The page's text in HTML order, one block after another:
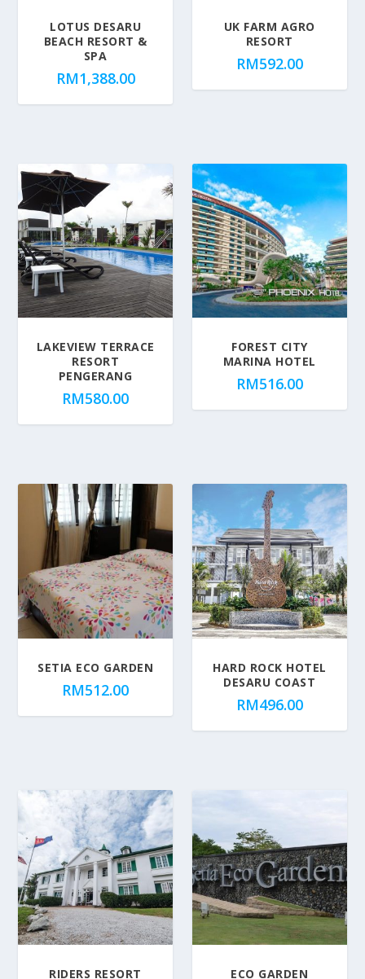
t
LOTUS DESARU
BEACH RESORT &
SPA
RM1,388.00
UK FARM AGRO
RESORT
RM592.00
LAKEVIEW TERRACE
RESORT
PENGERANG
RM580.00
FOREST CITY
MARINA HOTEL
RM516.00
SETIA ECO GARDEN
RM512.00
HARD ROCK HOTEL
DESARU COAST
RM496.00
RIDERS RESORT
ECO GARDEN